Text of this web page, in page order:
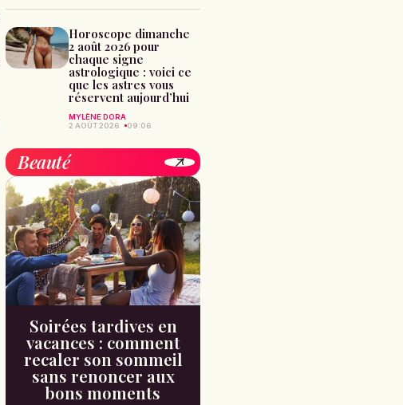
Horoscope dimanche
2 août 2026 pour
chaque signe
astrologique : voici ce
que les astres vous
réservent aujourd’hui
MYLÈNE DORA
2 AOÛT 2026
09:06
Beauté
Soirées tardives en
vacances : comment
recaler son sommeil
sans renoncer aux
bons moments